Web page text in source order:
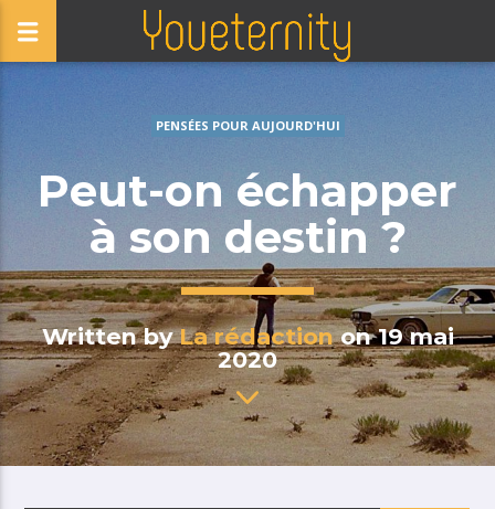
PENSÉES POUR AUJOURD'HUI
Peut-on échapper
à son destin ?
Written byLa rédactionon 19 mai
2020